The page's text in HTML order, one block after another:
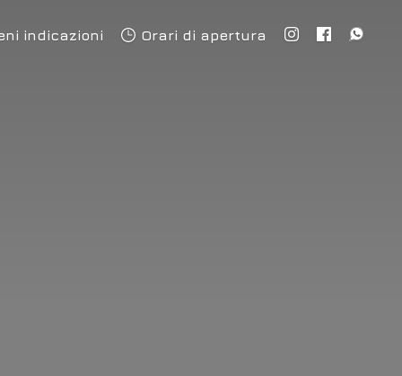
indicazioni Orari di apertura